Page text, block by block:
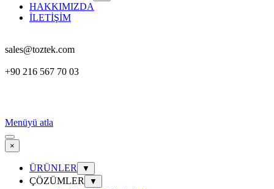
HAKKIMIZDA
İLETİŞİM
sales@toztek.com
+90 216 567 70 03
Menüyü atla
×
ÜRÜNLER ▼
ÇÖZÜMLER ▼